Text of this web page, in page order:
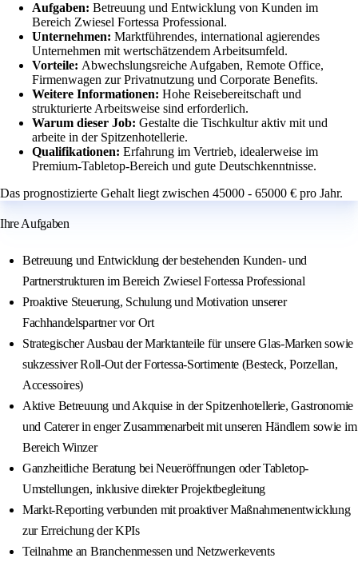
Aufgaben: Betreuung und Entwicklung von Kunden im
Bereich Zwiesel Fortessa Professional.
Unternehmen: Marktführendes, international agierendes
Unternehmen mit wertschätzendem Arbeitsumfeld.
Vorteile: Abwechslungsreiche Aufgaben, Remote Office,
Firmenwagen zur Privatnutzung und Corporate Benefits.
Weitere Informationen: Hohe Reisebereitschaft und
strukturierte Arbeitsweise sind erforderlich.
Warum dieser Job: Gestalte die Tischkultur aktiv mit und
arbeite in der Spitzenhotellerie.
Qualifikationen: Erfahrung im Vertrieb, idealerweise im
Premium-Tabletop-Bereich und gute Deutschkenntnisse.
Das prognostizierte Gehalt liegt zwischen 45000 - 65000 € pro Jahr.
Ihre Aufgaben
Betreuung und Entwicklung der bestehenden Kunden- und
Partnerstrukturen im Bereich Zwiesel Fortessa Professional
Proaktive Steuerung, Schulung und Motivation unserer
Fachhandelspartner vor Ort
Strategischer Ausbau der Marktanteile für unsere Glas-Marken sowie
sukzessiver Roll-Out der Fortessa-Sortimente (Besteck, Porzellan,
Accessoires)
Aktive Betreuung und Akquise in der Spitzenhotellerie, Gastronomie
und Caterer in enger Zusammenarbeit mit unseren Händlern sowie im
Bereich Winzer
Ganzheitliche Beratung bei Neueröffnungen oder Tabletop-
Umstellungen, inklusive direkter Projektbegleitung
Markt-Reporting verbunden mit proaktiver Maßnahmenentwicklung
zur Erreichung der KPIs
Teilnahme an Branchenmessen und Netzwerkevents